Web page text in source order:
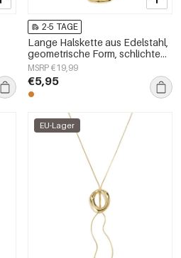
2-5 TAGE
Lange Halskette aus Edelstahl,
geometrische Form, schlichte
Alltags-Serie, Damenschmuck
MSRP €19,99
€5,95
EU-Lager